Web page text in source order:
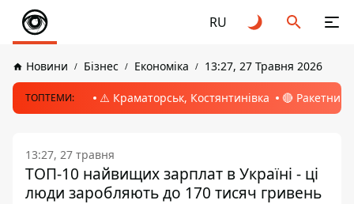
RU
Новини Бізнес Економіка 13:27, 27 Травня 2026
ТОПТЕМИ: ⚠️ Краматорськ, Костянтинівка 🔴 Ракетний
13:27, 27 травня
ТОП-10 найвищих зарплат в Україні - ці
люди заробляють до 170 тисяч гривень